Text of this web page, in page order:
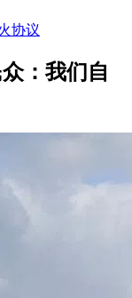
协议
：我们自